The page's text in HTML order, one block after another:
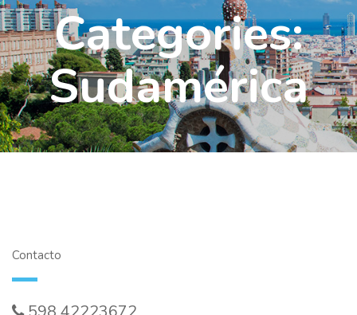
Categories:
Sudamérica
Contacto
598 42223672